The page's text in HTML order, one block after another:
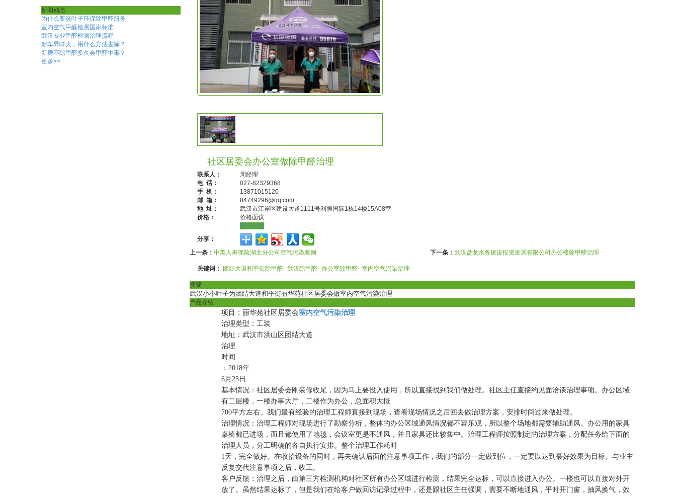
社区居委会办公室做除甲醛治理
联系人：
周经理
电 话：
027-82329368
手 机：
13871015120
邮 箱：
84749296@qq.com
地 址：
武汉市江岸区建设大道1111号利腾国际1栋14楼15A08室
价格：
价格面议
更多信息
分享：
上一条： 中英人寿保险湖北分公司空气污染案例 下一条： 武汉盘龙水务建设投资发展有限公司办公楼除甲醛治理
关键词： 团结大道和平街除甲醛 武汉除甲醛 办公室除甲醛 室内空气污染治理
摘要
武汉小小叶子为团结大道和平街丽华苑社区居委会做室内空气污染治理
产品介绍
项目：丽华苑社区居委会室内空气污染治理
治理类型：工装
地址：武汉市洪山区团结大道
治理
时间
：2018年
6月23日
基本情况：社区居委会刚装修收尾，因为马上要投入使用，所以直接找到我们做处理。社区主任直接约见面洽谈治理事项。办公区域
有二层楼，一楼办事大厅，二楼作为办公，总面积大概
700平方左右。我们最有经验的治理工程师直接到现场，查看现场情况之后回去做治理方案，安排时间过来做处理。
治理情况：治理工程师对现场进行了勘察分析，整体的办公区域通风情况都不容乐观，所以整个场地都需要辅助通风。办公用的家具
桌椅都已进场，而且都使用了地毯，会议室更是不通风，并且家具还比较集中。治理工程师按照制定的治理方案，分配任务给下面的
治理人员，分工明确的各自执行安排。整个治理工作耗时
1天，完全做好。在收拾设备的同时，再去确认后面的注意事项工作，我们的部分一定做到位，一定要以达到蕞好效果为目标。与业主
反复交代注意事项之后，收工。
客户反馈：治理之后，由第三方检测机构对社区所有办公区域进行检测，结果完全达标，可以直接进入办公。一楼也可以直接对外开
放了。虽然结果达标了，但是我们在给客户做回访记录过程中，还是跟社区主任强调，需要不断地通风，平时开门窗，抽风换气，效
交通工具除甲醛空气净化
美容美体SPA会所空气净化治理 健身房除甲醛空气净化
新装修写字楼除甲醛空气净化治理
银行除甲醛空气治理
新闻动态
为什么要选叶子环保除甲醛服务
室内空气甲醛检测国家标准
武汉专业甲醛检测治理流程
新车异味大，用什么方法去除？
新房不除甲醛多久会甲醛中毒？
更多>>